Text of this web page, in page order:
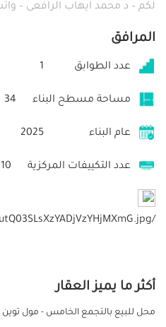
لكم – د محمد ايهاب الرافعى – واتس:
المرافق
عدد الطوابق 1
مساحة مسطح البناء 34
عام البناء 2025
عدد التكييفات المركزية 10
/storage/files/iZy2PY9Edf9hG4g4jutQ03SLsXzYADjVzYHjMXmG.jpg
أكثر ما يميز العقار
محل للبيع بالتجمع الخامس - مول توين